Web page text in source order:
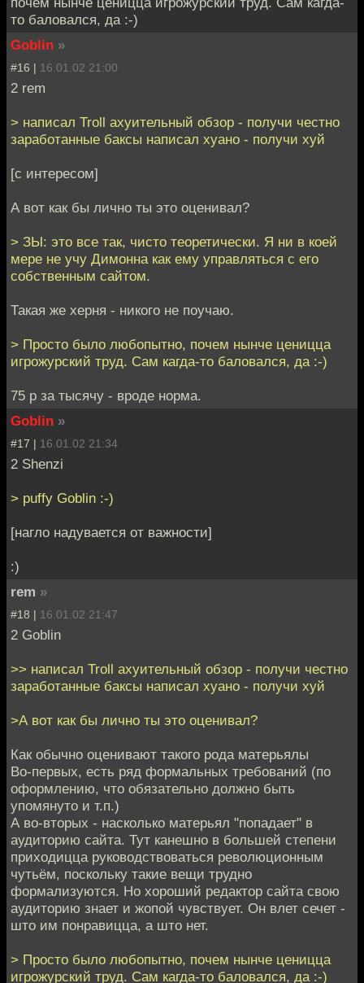
то баловался, да :-)
Goblin »
#16 | 16.01.02 21:00
2 rem
> написал Troll ахуительный обзор - получи честно
заработанные баксы написал хуано - получи хуй
[с интересом]
А вот как бы лично ты это оценивал?
> ЗЫ: это все так, чисто теоретически. Я ни в коей
мере не учу Димонна как ему управляться с его
собственным сайтом.
Такая же херня - никого не поучаю.
> Просто было любопытно, почем нынче ценицца
игрожурский труд. Сам кагда-то баловался, да :-)
75 р за тысячу - вроде норма.
Goblin »
#17 | 16.01.02 21:34
2 Shenzi
> puffy Goblin :-)
[нагло надувается от важности]
:)
rem »
#18 | 16.01.02 21:47
2 Goblin
>> написал Troll ахуительный обзор - получи честно
заработанные баксы написал хуано - получи хуй
>А вот как бы лично ты это оценивал?
Как обычно оценивают такого рода матерьялы
Во-первых, есть ряд формальных требований (по
оформлению, что обязательно должно быть
упомянуто и т.п.)
А во-вторых - насколько матерьял "попадает" в
аудиторию сайта. Тут канешно в большей степени
приходицца руководствоваться революционным
чутьём, поскольку такие вещи трудно
формализуются. Но хороший редактор сайта свою
аудиторию знает и жопой чувствует. Он влет сечет -
што им понравицца, а што нет.
> Просто было любопытно, почем нынче ценицца
игрожурский труд. Сам кагда-то баловался, да :-)